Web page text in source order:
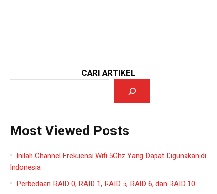
CARI ARTIKEL
Most Viewed Posts
Inilah Channel Frekuensi Wifi 5Ghz Yang Dapat Digunakan di
Indonesia
Perbedaan RAID 0, RAID 1, RAID 5, RAID 6, dan RAID 10